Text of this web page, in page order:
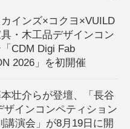
カインズ×コクヨ×VUILD
・木工品デザインコン
CDM Digi Fab
2026」を初開催
壮介らが登壇、「長谷
ザインコンペティション
講演会」が8月19日に開